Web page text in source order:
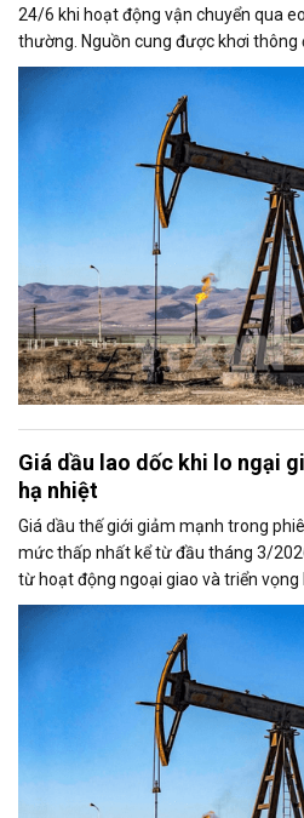
24/6 khi hoạt động vận chuyển qua
thường. Nguồn cung được khơi thông
hụt dầu từ Trung Đông, kéo giá Brent
trong nhiều tháng.
Giá dầu lao dốc khi lo ngại
hạ nhiệt
Giá dầu thế giới giảm mạnh trong
mức thấp nhất kể từ đầu tháng 3/
từ hoạt động ngoại giao và triển
biển Hormuz làm dịu bớt lo ngại về
toàn cầu.